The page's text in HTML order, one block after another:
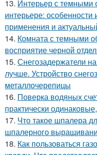
13. Интерьер с
интерьере:
применения и
14. Комната с темными
восприятие черной
15. Снегозадержатели
лучше. Устройство
металлочерепицы
16. Поверка водяных
практически
17. Что такое шпалера
шпалерного
18. Как пользоваться